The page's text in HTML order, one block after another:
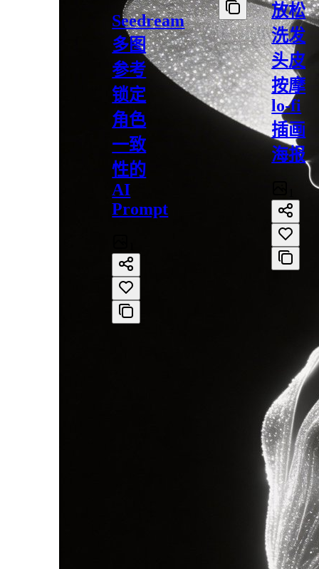
Seedream
多图
参考
锁定
角色
一致
性的
AI
Prompt
放松
洗发
头皮
按摩
lo-fi
插画
海报